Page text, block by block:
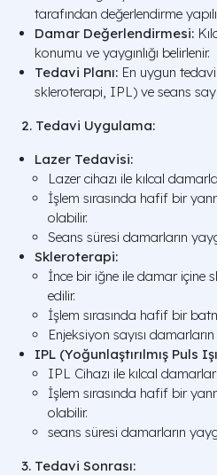
tarafından değerlendirme
Damar Değerlendirmesi:
konumu ve yaygınlığı belirlenir.
Tedavi Planı: En uygun
skleroterapi, IPL) ve seans
2. Tedavi Uygulama:
Lazer Tedavisi:
Lazer cihazı ile kılcal
İşlem sırasında hafif bir
olabilir.
Seans süresi damarların
Skleroterapi:
İnce bir iğne ile damar içine
edilir.
İşlem sırasında hafif bir
Enjeksiyon sayısı
IPL (Yoğunlaştırılmış Puls
IPL Cihazı ile kılcal
İşlem sırasında hafif bir
olabilir.
seans süresi damarların
3. Tedavi Sonrası: